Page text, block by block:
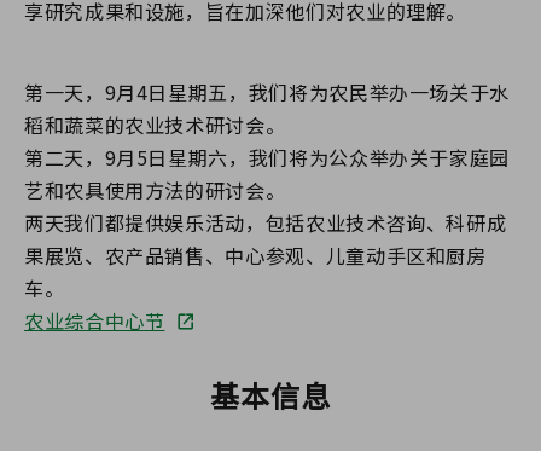
享研究成果和设施，旨在加深他们对农业的理解。
第一天，9月4日星期五，我们将为农民举办一场关于水
稻和蔬菜的农业技术研讨会。
第二天，9月5日星期六，我们将为公众举办关于家庭园
艺和农具使用方法的研讨会。
两天我们都提供娱乐活动，包括农业技术咨询、科研成
果展览、农产品销售、中心参观、儿童动手区和厨房
车。
农业综合中心节
基本信息